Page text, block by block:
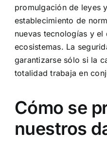
promulgación de leyes
establecimiento de
nuevas tecnologías y el
ecosistemas. La
garantizarse sólo si la
totalidad trabaja en
Cómo se
nuestros